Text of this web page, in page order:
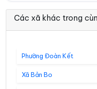
Các xã khác trong
Phường Đoàn Kết
Xã Bản Bo